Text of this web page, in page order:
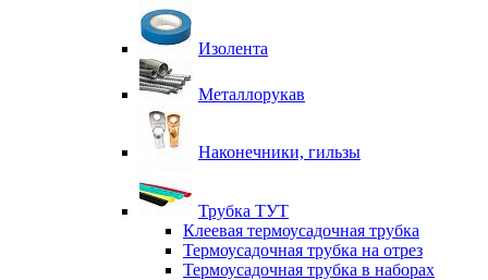
Изолента
Металлорукав
Наконечники, гильзы
Трубка ТУТ
Клеевая термоусадочная трубка
Термоусадочная трубка на отрез
Термоусадочная трубка в наборах